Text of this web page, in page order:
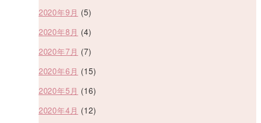
2020年9月 (5)
2020年8月 (4)
2020年7月 (7)
2020年6月 (15)
2020年5月 (16)
2020年4月 (12)